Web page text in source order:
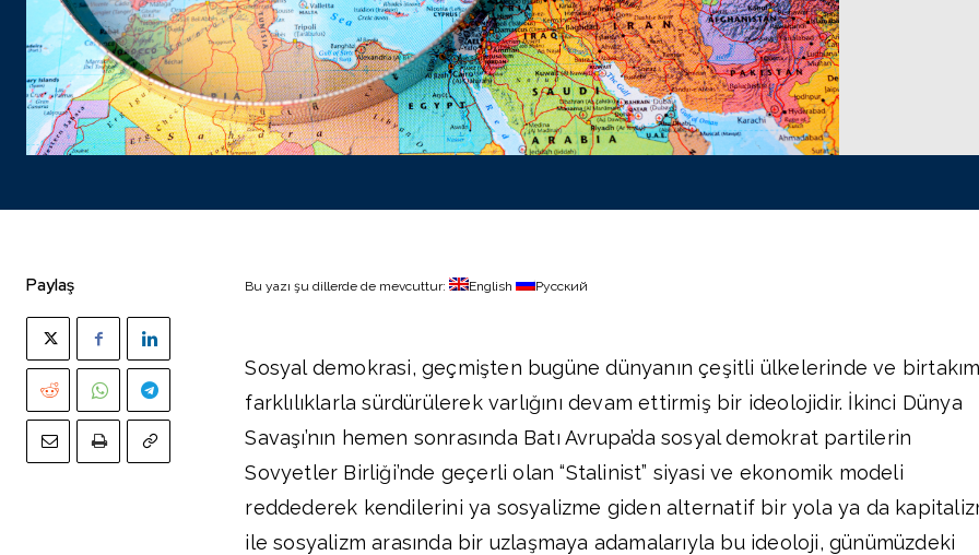
Paylaş Bu yazı şu dillerde de mevcuttur: English Русский
Sosyal demokrasi, geçmişten bugüne dünyanın çeşitli ülkelerinde ve birtakım
farklılıklarla sürdürülerek varlığını devam ettirmiş bir ideolojidir. İkinci Dünya
Savaşı’nın hemen sonrasında Batı Avrupa’da sosyal demokrat partilerin
Sovyetler Birliği’nde geçerli olan “Stalinist” siyasi ve ekonomik modeli
reddederek kendilerini ya sosyalizme giden alternatif bir yola ya da
ile sosyalizm arasında bir uzlaşmaya adamalarıyla bu ideoloji, günümüzdeki